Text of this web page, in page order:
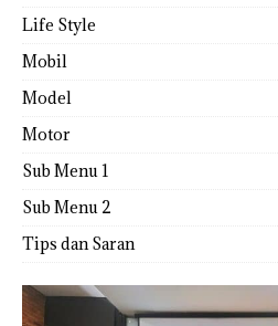
Life Style
Mobil
Model
Motor
Sub Menu 1
Sub Menu 2
Tips dan Saran